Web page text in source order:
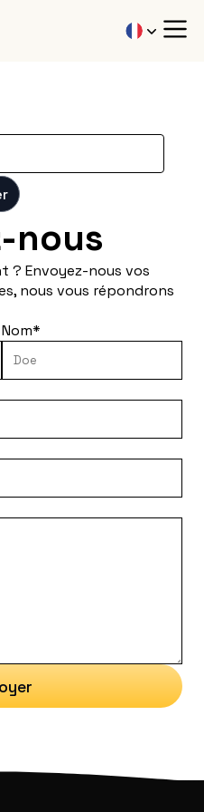
nous
? Envoyez-nous vos
nous vous répondrons
Nom*